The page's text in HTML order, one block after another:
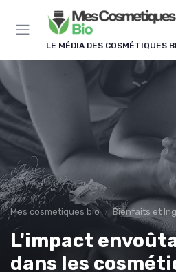
LE MÉDIA DES COSMÉTIQUES
Mes cosmetiques bio Bienfaits et
L'impact
dans les
Panneau de gestion des cookies